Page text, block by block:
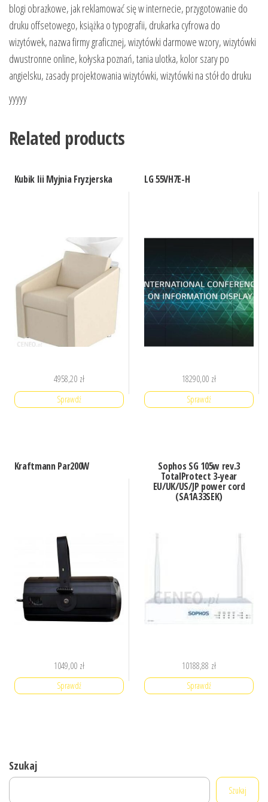
blogi obrazkowe, jak reklamować się w internecie, przygotowanie do
druku offsetowego, książka o typografii, drukarka cyfrowa do
wizytówek, nazwa firmy graficznej, wizytówki darmowe wzory, wizytówki
dwustronne online, kołyska poznań, tania ulotka, kolor szary po
angielsku, zasady projektowania wizytówki, wizytówki na stół do druku
yyyyy
Related products
Kubik Iii Myjnia Fryzjerska
4958,20 zł
Sprawdź
LG 55VH7E-H
18290,00 zł
Sprawdź
Kraftmann Par200W
1049,00 zł
Sprawdź
Sophos SG 105w rev.3
TotalProtect 3-year
EU/UK/US/JP power cord
(SA1A33SEK)
10188,88 zł
Sprawdź
Szukaj
Szukaj